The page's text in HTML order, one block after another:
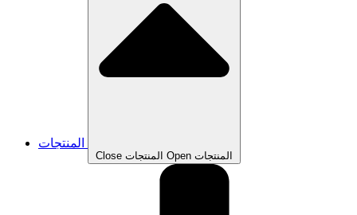
Close المنتجات Open المنتجات